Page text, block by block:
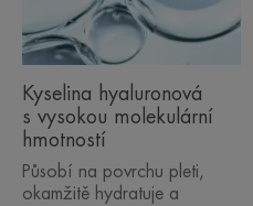
Kyselina hyaluronová
s vysokou molekulární
hmotností
Působí na povrchu pleti,
okamžitě hydratuje a